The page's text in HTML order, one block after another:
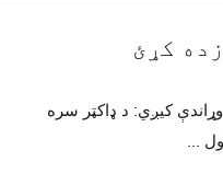
کړئ
کیږي: د ډاکټر سره
...